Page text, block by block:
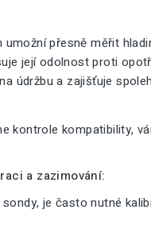
přesně měřit
její odolnost proti
údržbu a zajišťuje
kontrole kompatibility,
a zazimování:
je často nutné